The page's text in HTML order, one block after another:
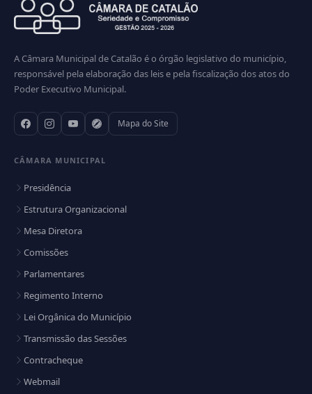
A Câmara Municipal de Catalão é o órgão legislativo do município,
responsável pela elaboração das leis e pela fiscalização dos atos do
Poder Executivo Municipal.
Mapa do Site
CÂMARA MUNICIPAL
Presidência
Estrutura Organizacional
Mesa Diretora
Comissões
Parlamentares
Regimento Interno
Lei Orgânica do Município
Transmissão das Sessões
Contracheque
Webmail